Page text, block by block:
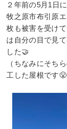
２年前の5月1日
牧之原市布引原
枚も被害を受け
は自分の目で見
した🤝
（ちなみにそち
工した屋根です